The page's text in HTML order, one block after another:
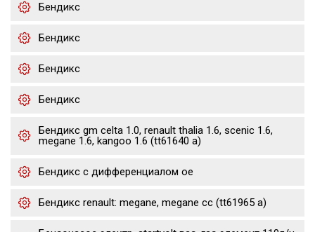
Бендикс
Бендикс
Бендикс
Бендикс
Бендикс gm celta 1.0, renault thalia 1.6, scenic 1.6,
megane 1.6, kangoo 1.6 (tt61640 a)
Бендикс с дифференциалом oe
Бендикс renault: megane, megane cc (tt61965 a)